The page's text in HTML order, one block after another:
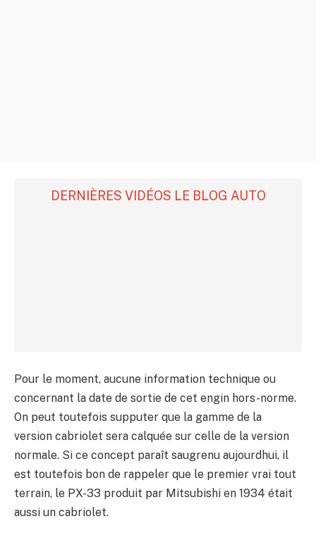
DERNIÈRES VIDÉOS LE BLOG AUTO
Pour le moment, aucune information technique ou
concernant la date de sortie de cet engin hors-norme.
On peut toutefois supputer que la gamme de la
version cabriolet sera calquée sur celle de la version
normale. Si ce concept paraît saugrenu aujourdhui, il
est toutefois bon de rappeler que le premier vrai tout
terrain, le PX-33 produit par Mitsubishi en 1934 était
aussi un cabriolet.